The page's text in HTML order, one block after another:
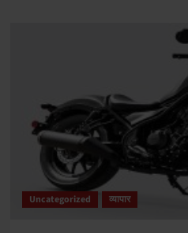
Uncategorized व्यापार